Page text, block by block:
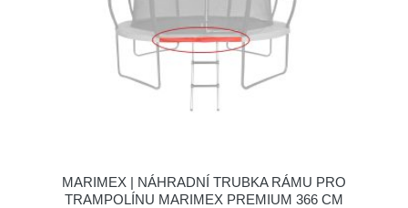
MARIMEX | NÁHRADNÍ TRUBKA RÁMU PRO
TRAMPOLÍNU MARIMEX PREMIUM 366 CM